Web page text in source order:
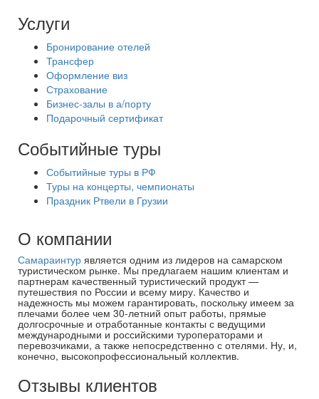
Услуги
Бронирование отелей
Трансфер
Оформление виз
Страхование
Бизнес-залы в а/порту
Подарочный сертификат
Событийные туры
Событийные туры в РФ
Туры на концерты, чемпионаты
Праздник Ртвели в Грузии
О компании
Самараинтур является одним из лидеров на самарском
туристическом рынке. Мы предлагаем нашим клиентам и
партнерам качественный туристический продукт —
путешествия по России и всему миру. Качество и
надежность мы можем гарантировать, поскольку имеем за
плечами более чем 30-летний опыт работы, прямые
долгосрочные и отработанные контакты с ведущими
международными и российскими туроператорами и
перевозчиками, а также непосредственно с отелями. Ну, и,
конечно, высокопрофессиональный коллектив.
Отзывы клиентов